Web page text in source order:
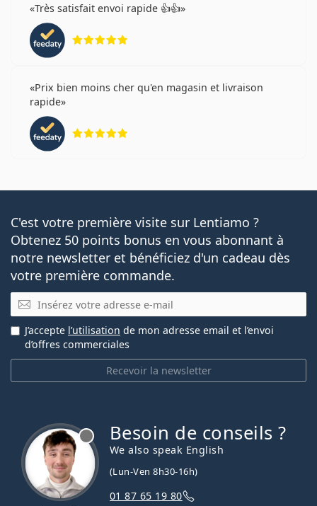
Très satisfait envoi rapide 👍👍
Prix bien moins cher qu'en magasin et livraison
rapide
C'est votre première visite sur Lentiamo ?
Obtenez 50 points bonus en vous abonnant à
notre newsletter et bénéficiez d'un cadeau dès
votre première commande.
E-mail
Recevoir la newsletter
J’accepte l’utilisation de mon adresse email et l’envoi
d’offres commerciales
Besoin de conseils ?
We also speak English
(Lun-Ven 8h30-16h)
01 87 65 19 80